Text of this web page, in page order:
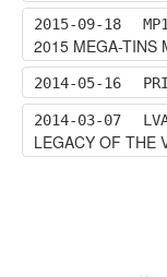
2015-09-18
2015 MEGA-TINS
2014-05-16
2014-03-07
LEGACY OF THE